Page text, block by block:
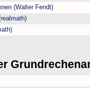
(Walter Fendt)